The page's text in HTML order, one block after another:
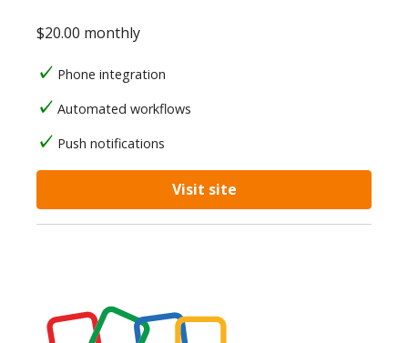
$20.00 monthly
Phone integration
Automated workflows
Push notifications
Visit site